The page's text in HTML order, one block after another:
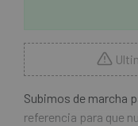
Subimos de marcha
referencia para que